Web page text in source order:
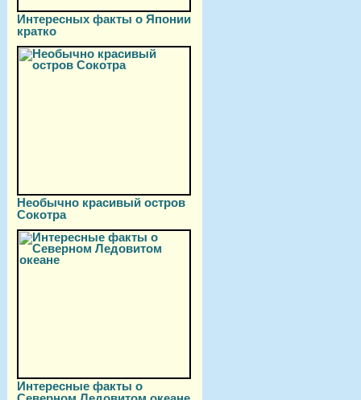
Интересных факты о Японии
кратко
Необычно красивый остров
Сокотра
Интересные факты о